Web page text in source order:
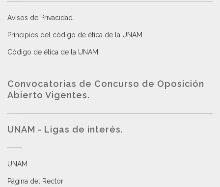
Avisos de Privacidad
Principios del código de ética de la UNAM
Código de ética de la UNAM
Convocatorias de Concurso de Oposición
Abierto Vigentes.
UNAM - Ligas de interés.
UNAM
Página del Rector